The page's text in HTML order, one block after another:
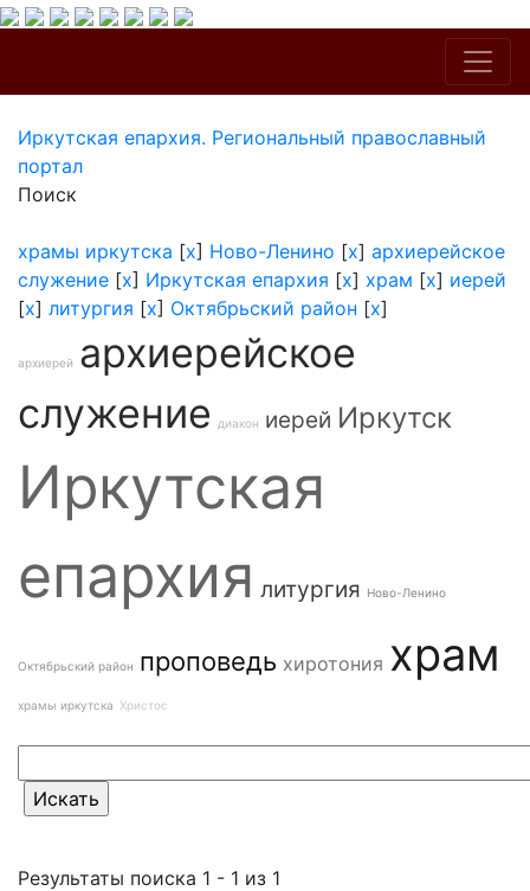
Иркутская епархия. Региональный православный
портал
Поиск
храмы иркутска [x] Ново-Ленино [x] архиерейское
служение [x] Иркутская епархия [x] храм [x] иерей
[x] литургия [x] Октябрьский район [x]
архиерей архиерейское
служение
диакон иерей Иркутск
Иркутская
епархия литургия Ново-Ленино
Октябрьский район проповедь хиротония храм
храмы иркутска Христос
Результаты поиска 1 - 1 из 1